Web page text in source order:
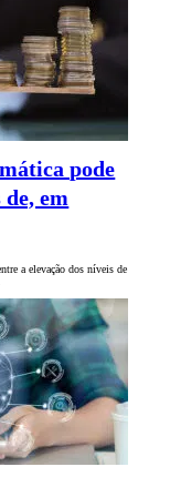
pode
em
a elevação dos níveis de